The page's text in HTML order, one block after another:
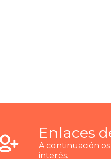
Enlaces
A continuación
interés.